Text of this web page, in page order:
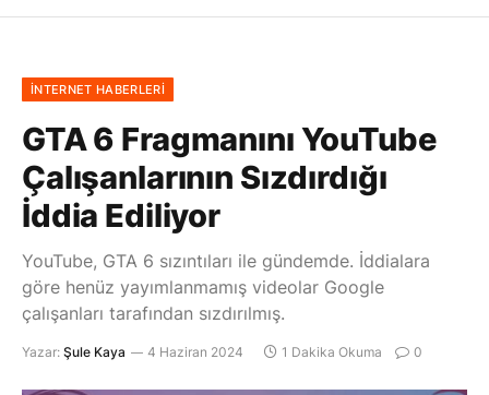
İNTERNET HABERLERI
GTA 6 Fragmanını YouTube
Çalışanlarının Sızdırdığı
İddia Ediliyor
YouTube, GTA 6 sızıntıları ile gündemde. İddialara
göre henüz yayımlanmamış videolar Google
çalışanları tarafından sızdırılmış.
Yazar: Şule Kaya 4 Haziran 2024 1 Dakika Okuma 0